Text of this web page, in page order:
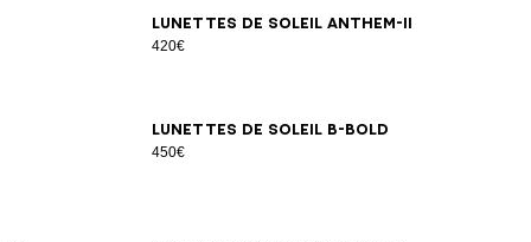
Lunettes de soleil Anthem-II
420€
Lunettes de soleil B-Bold
450€